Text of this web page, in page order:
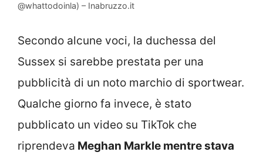
@whattodoinla) – Inabruzzo.it
Secondo alcune voci, la duchessa del
Sussex si sarebbe prestata per una
pubblicità di un noto marchio di sportwear.
Qualche giorno fa invece, è stato
pubblicato un video su TikTok che
riprendeva Meghan Markle mentre stava